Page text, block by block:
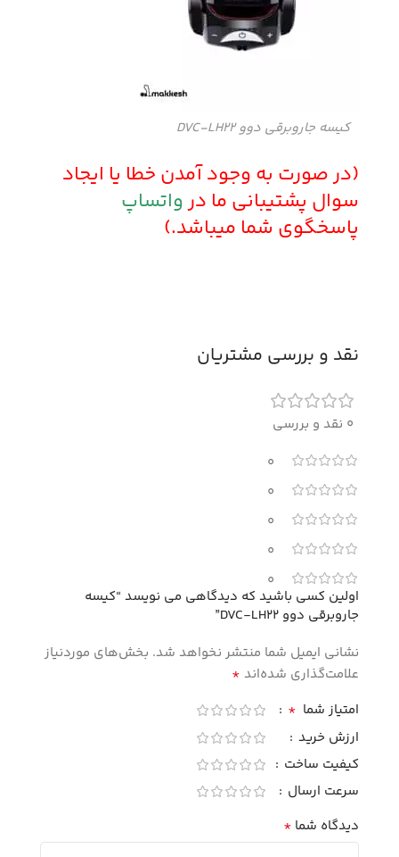
کیسه جاروبرقی دوو DVC-LH22
(در صورت به وجود آمدن خطا یا ایجاد
سوال پشتیبانی ما درواتساپ
پاسخگوی شما میباشد.)
نقد و بررسی مشتریان
0 نقد و بررسی
0
0
0
0
0
اولین کسی باشید که دیدگاهی می نویسد “کیسه
جاروبرقی دوو DVC-LH22”
نشانی ایمیل شما منتشر نخواهد شد. بخش‌های موردنیاز
علامت‌گذاری شده‌اند *
امتیاز شما *
ارزش خرید
کیفیت ساخت
سرعت ارسال
دیدگاه شما *